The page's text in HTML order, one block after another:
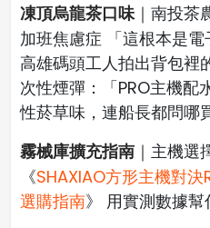
凍頂烏龍茶口味｜南投茶
加班焦慮症 「這根本是電
高雄碼頭工人拍出背包裡
次性煙彈：「PRO主機配
性菸草味，連船長都問哪
霧械庫擴充指南 ｜主機選
《SHAXIAO方形主機對
選購指南》 用實測數據幫